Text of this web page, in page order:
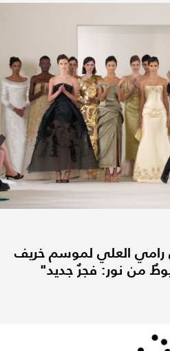
رامي العلي لموسم خريف